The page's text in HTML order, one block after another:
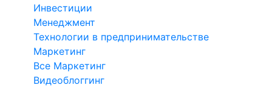
Инвестиции
Менеджмент
Технологии в предпринимательстве
Маркетинг
Все Маркетинг
Видеоблоггинг